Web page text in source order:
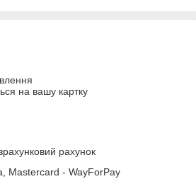
на вашу картку
рахунок
Mastercard - WayForPay